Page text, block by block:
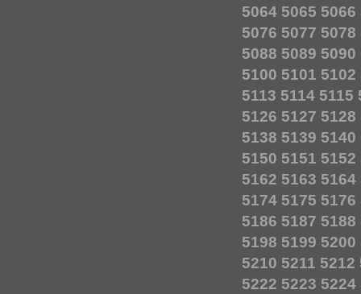
5064 5065 5066
5076 5077 5078
5088 5089 5090
5100 5101 5102
5113 5114 5115
5126 5127 5128
5138 5139 5140
5150 5151 5152
5162 5163 5164
5174 5175 5176
5186 5187 5188
5198 5199 5200
5210 5211 5212
5222 5223 5224